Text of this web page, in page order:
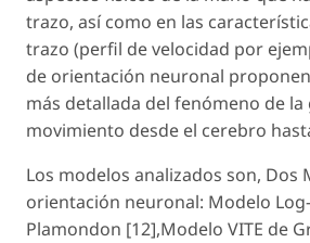
trazo, así como en las
trazo (perfil de velocidad por
de orientación neuronal
más detallada del fenómeno de
movimiento desde el cerebro
Los modelos analizados son, Dos
orientación neuronal: Modelo
Plamondon [12],Modelo VITE de